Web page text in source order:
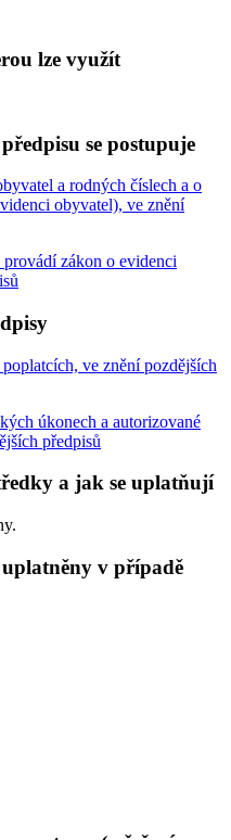
lze využít
se postupuje
a rodných číslech a o
obyvatel), ve znění
zákon o evidenci
ve znění pozdějších
úkonech a autorizované
předpisů
a jak se uplatňují
v případě